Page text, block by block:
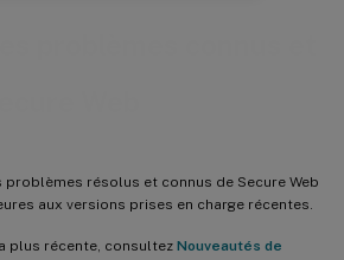
résolus et connus de Secure Web
aux versions prises en charge récentes.
plus récente, consultez Nouveautés de